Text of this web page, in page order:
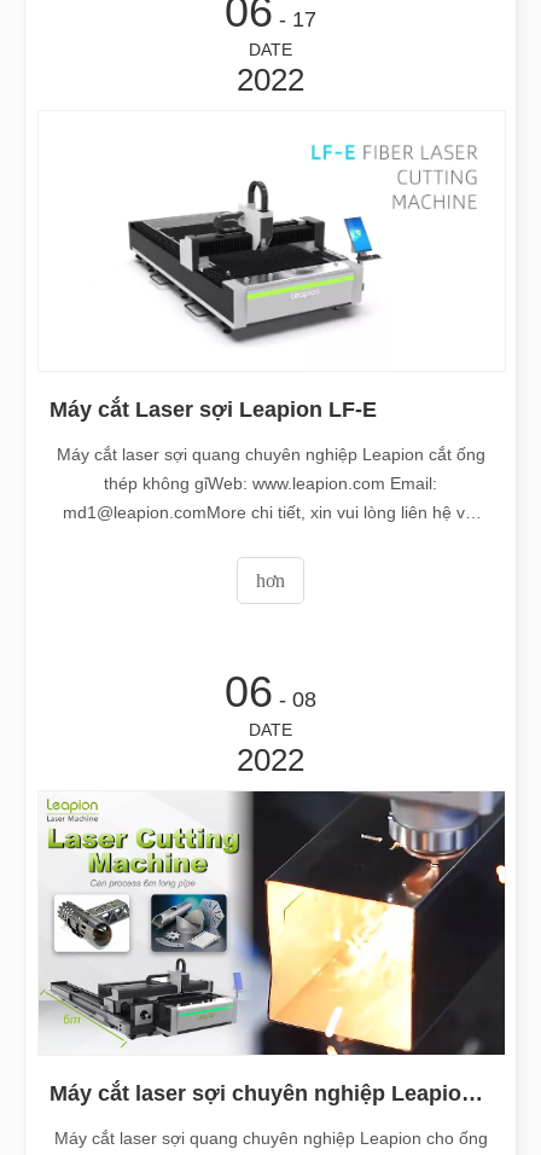
06 - 17
DATE
2022
Máy cắt Laser sợi Leapion LF-E
Máy cắt laser sợi quang chuyên nghiệp Leapion cắt ống
thép không gỉWeb: www.leapion.com Email:
md1@leapion.comMore chi tiết, xin vui lòng liên hệ với
hơn
06 - 08
DATE
2022
Máy cắt laser sợi chuyên nghiệp Leapion cho ống
Máy cắt laser sợi quang chuyên nghiệp Leapion cho ống